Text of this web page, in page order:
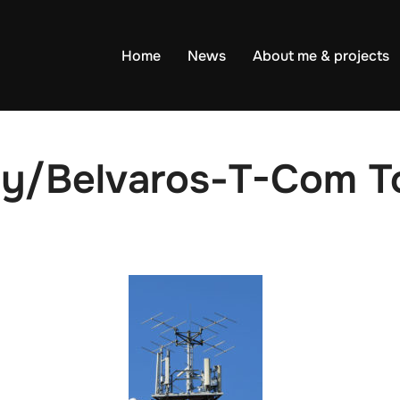
Home News About me & projects
Belvaros-T-Com